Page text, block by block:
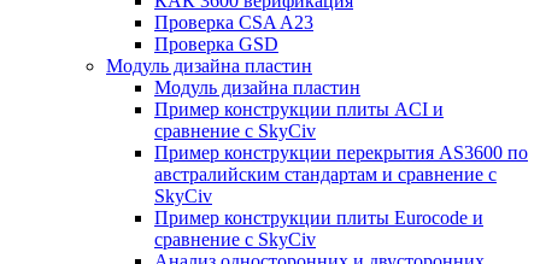
Проверка CSA A23
Проверка GSD
Модуль дизайна пластин
Модуль дизайна пластин
Пример конструкции плиты ACI и
сравнение с SkyCiv
Пример конструкции перекрытия AS3600 по
австралийским стандартам и сравнение с
SkyCiv
Пример конструкции плиты Eurocode и
сравнение с SkyCiv